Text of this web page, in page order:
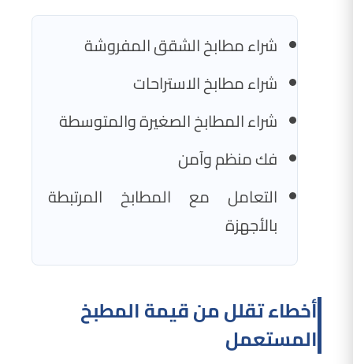
شراء مطابخ الشقق المفروشة
شراء مطابخ الاستراحات
شراء المطابخ الصغيرة والمتوسطة
فك منظم وآمن
التعامل مع المطابخ المرتبطة
بالأجهزة
أخطاء تقلل من قيمة المطبخ
المستعمل